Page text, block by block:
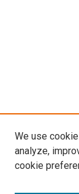
We use
analyze,
cookie